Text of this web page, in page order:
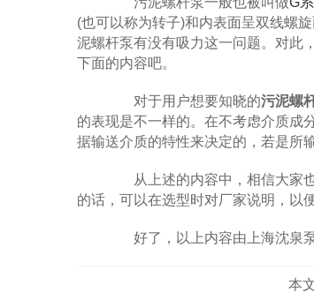
(也可以称为转子)和内表面呈双线螺
泥螺杆泵有没有吸力这一问题。对此
下面的内容吧。
对于用户想要知晓的污泥螺
的表现是不一样的。在不考虑介质成
据输送介质的特性来决定的，若是所
从上述的内容中，相信大家也
的话，可以在选型时对厂家说明，以
好了，以上内容由上海沈泉泵
本